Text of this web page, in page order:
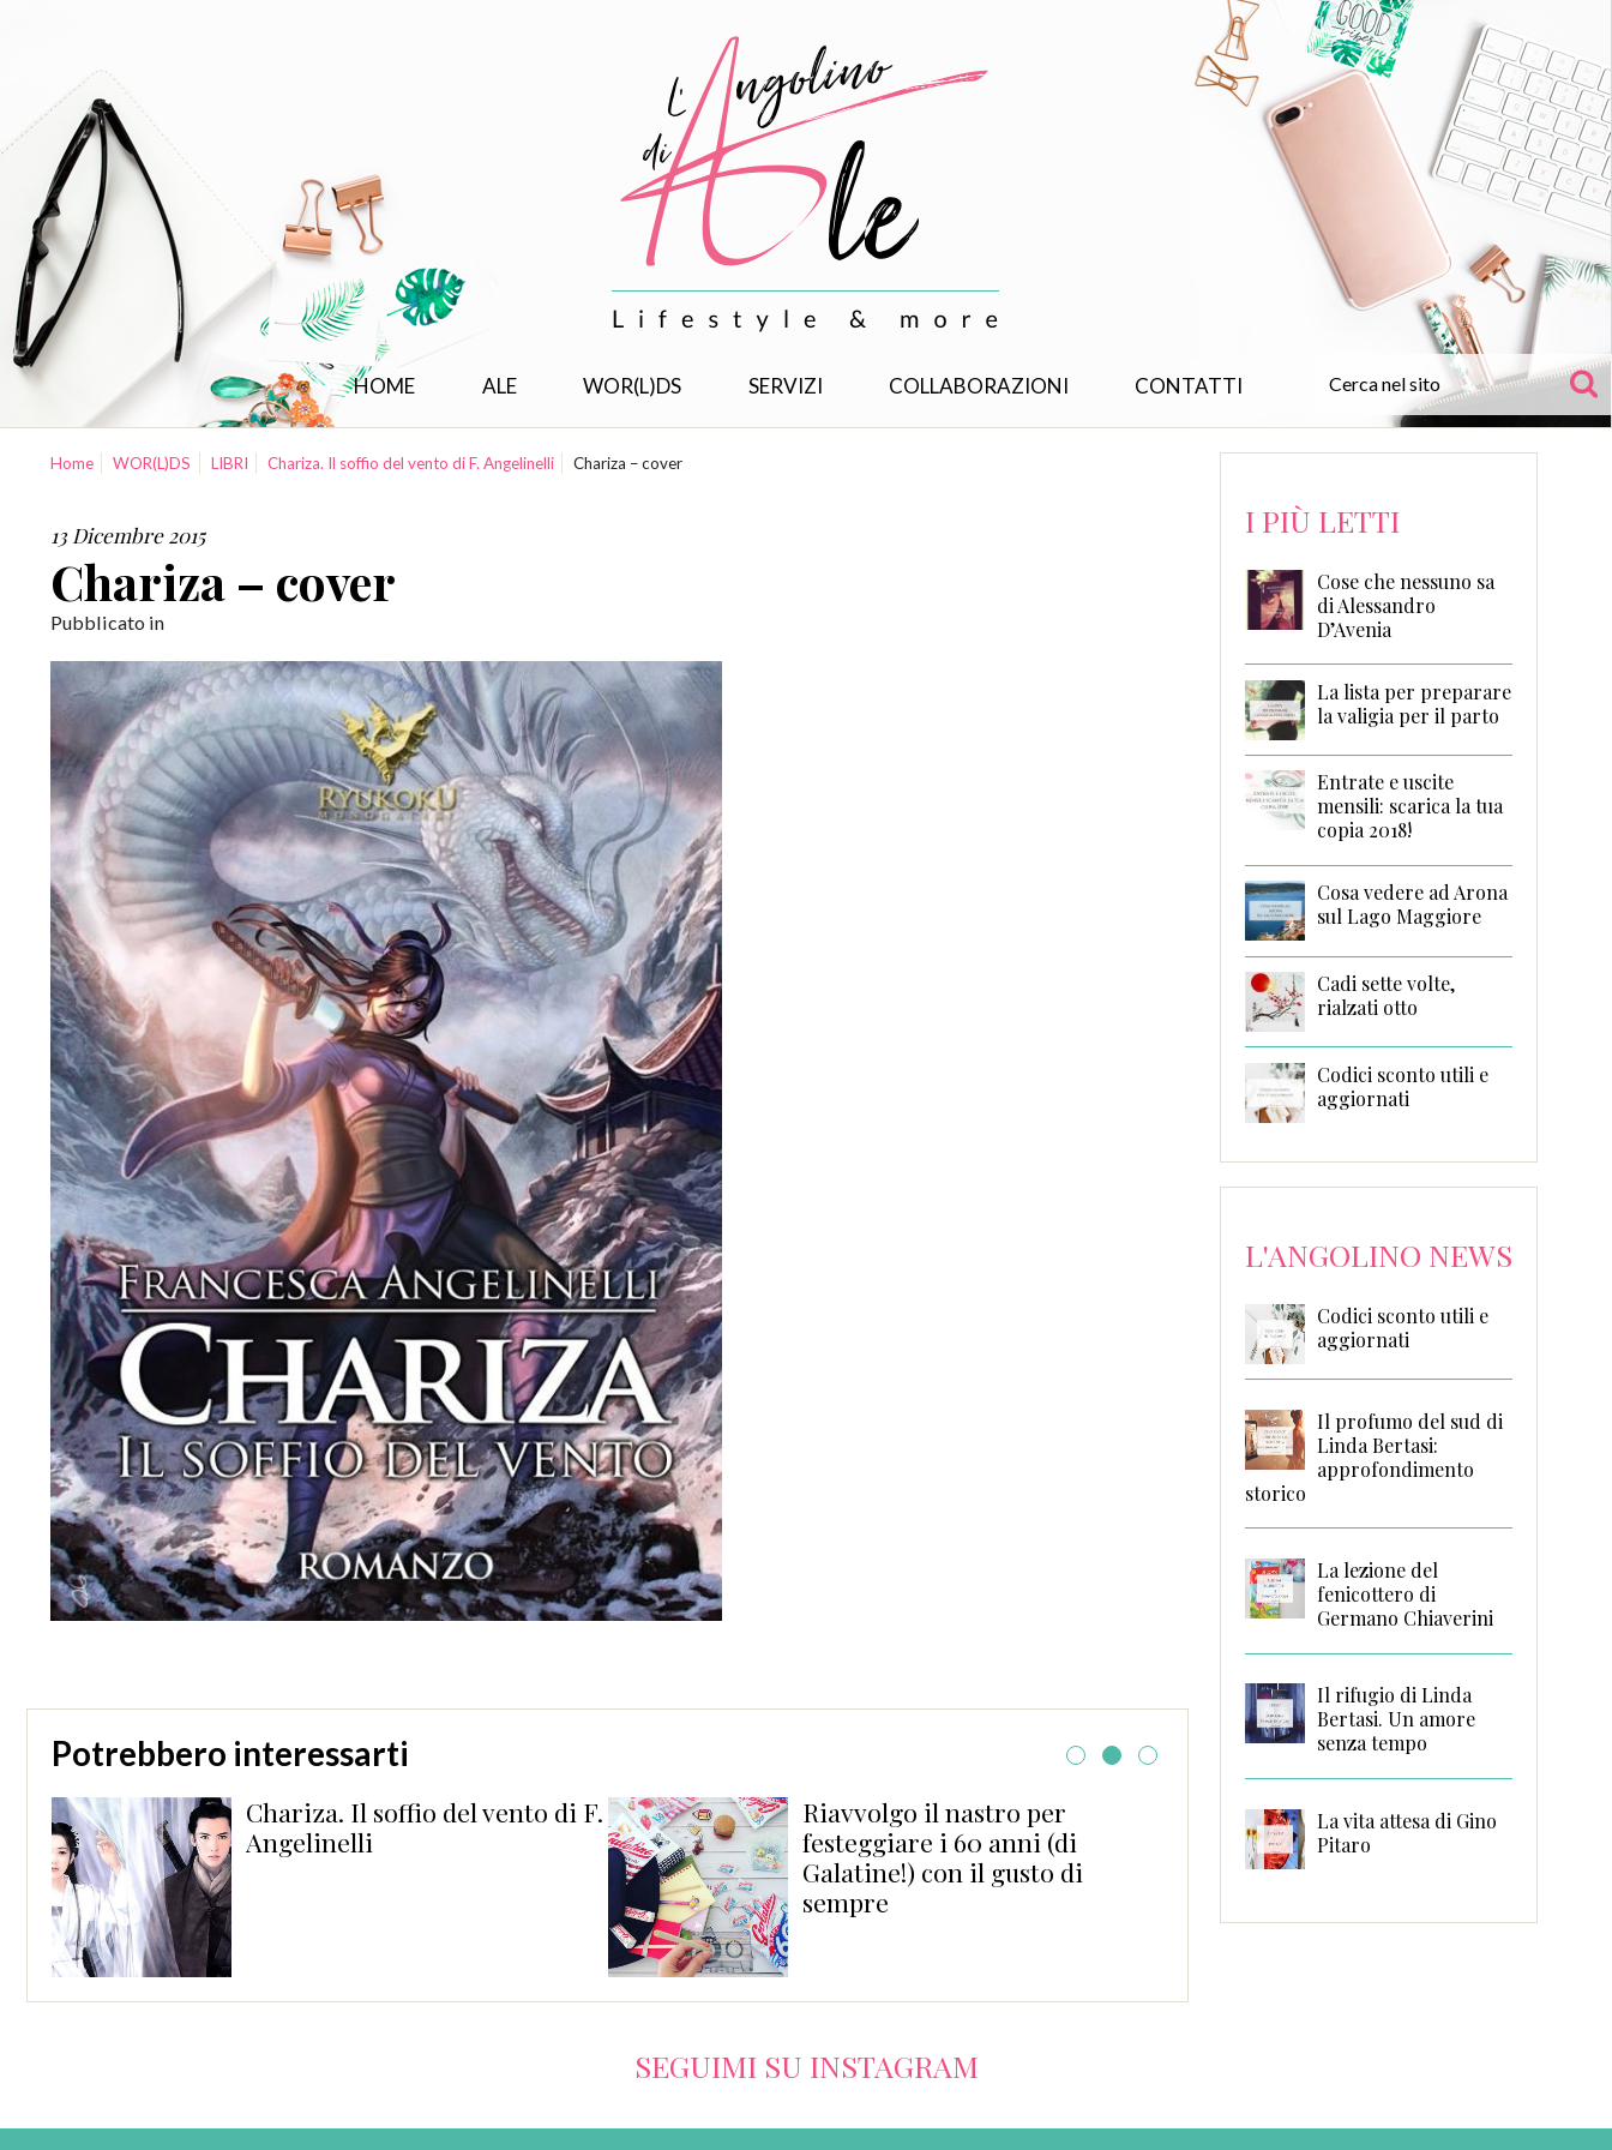
HOME ALE WOR(L)DS SERVIZI COLLABORAZIONI CONTATTI
Home WOR(L)DS LIBRI Chariza. Il soffio del vento di F. Angelinelli Chariza – cover
13 Dicembre 2015
Chariza – cover
Pubblicato in
Potrebbero interessarti
Chariza. Il soffio del vento di F.
Angelinelli
Riavvolgo il nastro per
festeggiare i 60 anni (di
Galatine!) con il gusto di
sempre
Ready to go!
I PIÙ LETTI
Cose che nessuno sa
di Alessandro
D’Avenia
La lista per preparare
la valigia per il parto
Entrate e uscite
mensili: scarica la tua
copia 2018!
Cosa vedere ad Arona
sul Lago Maggiore
Cadi sette volte,
rialzati otto
Codici sconto utili e
aggiornati
L'ANGOLINO NEWS
Codici sconto utili e
aggiornati
Il profumo del sud di
Linda Bertasi:
approfondimento
storico
La lezione del
fenicottero di
Germano Chiaverini
Il rifugio di Linda
Bertasi. Un amore
senza tempo
La vita attesa di Gino
Pitaro
SEGUIMI SU INSTAGRAM